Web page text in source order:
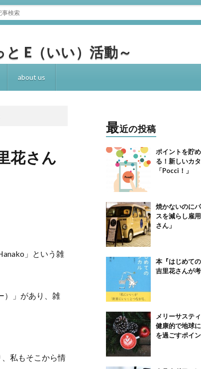
E（いい）活動～
about us
花さん
」という雑
）」があり、雑
私もそこから情
最近の投稿
ポイントを貯
る！新しいカ
「Pocci！」
焼かないのに
スを減らし雇
さん」
本『はじめて
吉里花さんが
メリーサステ
健康的で地球
を過ごすポイ